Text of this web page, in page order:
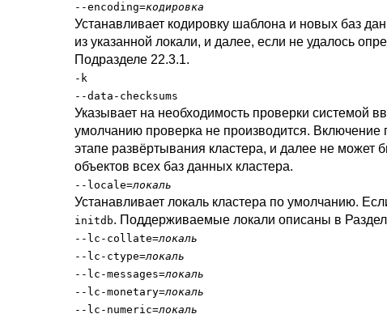
--encoding=кодировка
Устанавливает кодировку шаблона и новых баз
из указанной локали, и далее, если не удалось
Подразделе 22.3.1.
-k
--data-checksums
Указывает на необходимость проверки системой
умолчанию проверка не производится. Включение
этапе развёртывания кластера, и далее не может
объектов всех баз данных кластера.
--locale=локаль
Устанавливает локаль кластера по умолчанию.
initdb. Поддерживаемые локали описаны в
--lc-collate=локаль
--lc-ctype=локаль
--lc-messages=локаль
--lc-monetary=локаль
--lc-numeric=локаль